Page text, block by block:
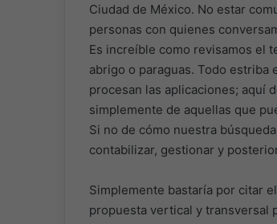
Ciudad de México. No estar
personas con quienes
Es increíble como revisamos el
abrigo o paraguas. Todo
procesan las aplicaciones; aquí
simplemente de aquellas que
Si no de cómo nuestra
contabilizar, gestionar y
Simplemente bastaría por citar
propuesta vertical y transversal